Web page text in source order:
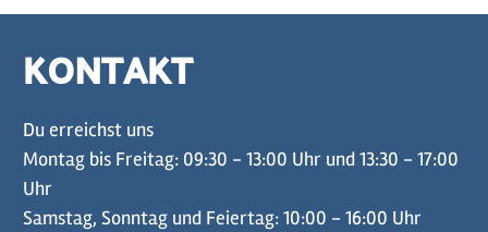
KONTAKT
Du erreichst uns
Montag bis Freitag: 09:30 - 13:00 Uhr und 13:30 - 17:00
Uhr
Samstag, Sonntag und Feiertag: 10:00 - 16:00 Uhr